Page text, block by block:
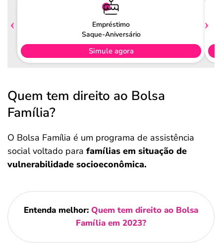
Empréstimo
Saque-Aniversário
Simule agora
Quem tem direito ao Bolsa
Família?
O Bolsa Família é um programa de assistência
social voltado para famílias em situação de
vulnerabilidade socioeconômica.
Entenda melhor: Quem tem direito ao Bolsa
Família em 2023?